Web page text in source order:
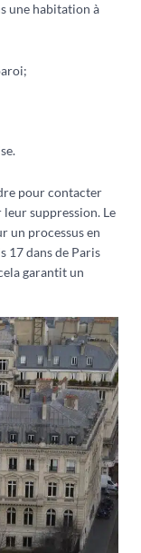
une habitation à
pour contacter
suppression. Le
un processus en
17 dans de Paris
garantit un